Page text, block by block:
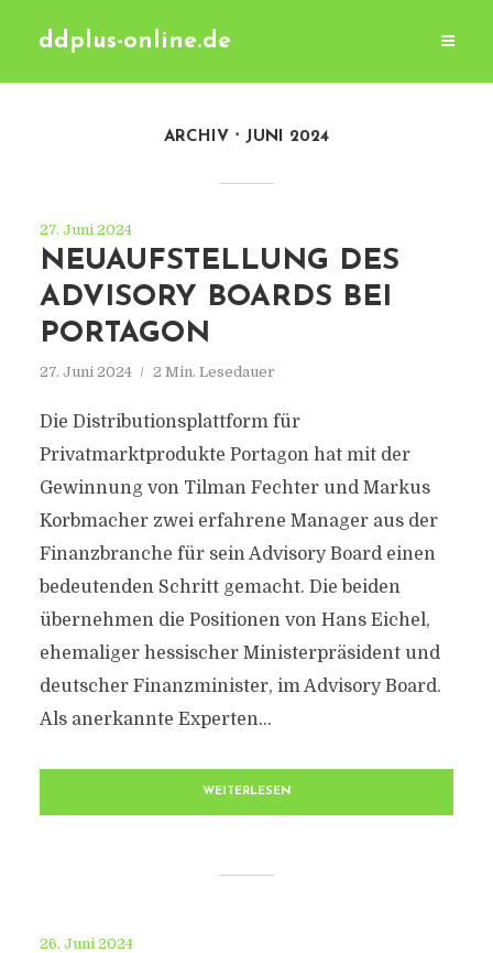
ddplus-online.de
ARCHIV JUNI 2024
27. Juni 2024
NEUAUFSTELLUNG DES
ADVISORY BOARDS BEI
PORTAGON
27. Juni 2024 2 Min. Lesedauer
Die Distributionsplattform für
Privatmarktprodukte Portagon hat mit der
Gewinnung von Tilman Fechter und Markus
Korbmacher zwei erfahrene Manager aus der
Finanzbranche für sein Advisory Board einen
bedeutenden Schritt gemacht. Die beiden
übernehmen die Positionen von Hans Eichel,
ehemaliger hessischer Ministerpräsident und
deutscher Finanzminister, im Advisory Board.
Als anerkannte Experten...
WEITERLESEN
26. Juni 2024